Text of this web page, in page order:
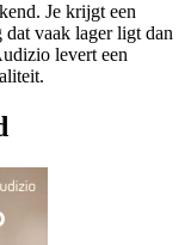
Je krijgt een
dat vaak lager ligt dan
levert een